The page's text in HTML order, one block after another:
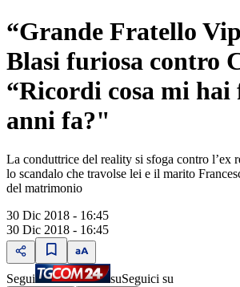
“Grande Fratello
Blasi furiosa contro
“Ricordi cosa mi hai
anni fa?"
La conduttrice del reality si sfoga contro l’ex
lo scandalo che travolse lei e il marito
del matrimonio
30 Dic 2018 - 16:45
30 Dic 2018 - 16:45
Segui suSeguici su